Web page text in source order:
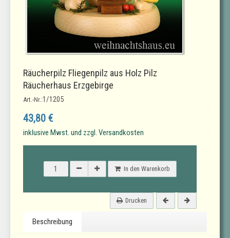
Räucherpilz Fliegenpilz aus Holz Pilz
Räucherhaus Erzgebirge
Art.-Nr.:1/1205
43,80 €
inklusive Mwst. und zzgl. Versandkosten
In den Warenkorb
Drucken
Beschreibung